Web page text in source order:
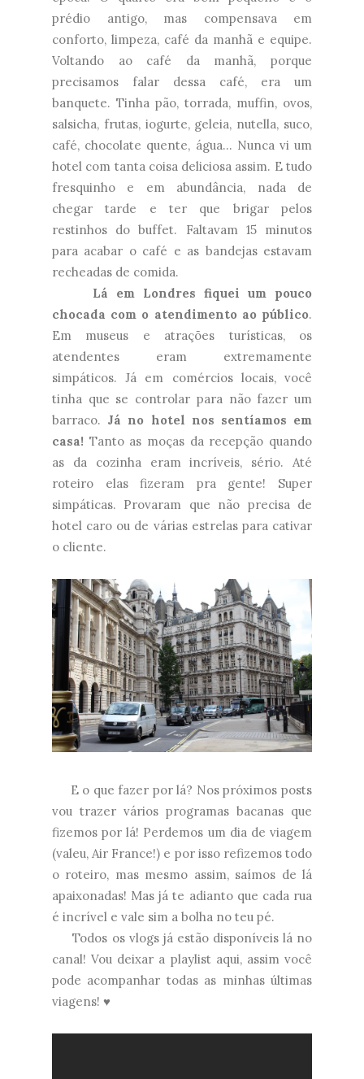
prédio antigo, mas compensava em
conforto, limpeza, café da manhã e equipe.
Voltando ao café da manhã, porque
precisamos falar dessa café, era um
banquete. Tinha pão, torrada, muffin, ovos,
salsicha, frutas, iogurte, geleia, nutella, suco,
café, chocolate quente, água... Nunca vi um
hotel com tanta coisa deliciosa assim. E tudo
fresquinho e em abundância, nada de
chegar tarde e ter que brigar pelos
restinhos do buffet. Faltavam 15 minutos
para acabar o café e as bandejas estavam
recheadas de comida.
Lá em Londres fiquei um pouco
chocada com o atendimento ao público.
Em museus e atrações turísticas, os
atendentes eram extremamente
simpáticos. Já em comércios locais, você
tinha que se controlar para não fazer um
barraco. Já no hotel nos sentíamos em
casa! Tanto as moças da recepção quando
as da cozinha eram incríveis, sério. Até
roteiro elas fizeram pra gente! Super
simpáticas. Provaram que não precisa de
hotel caro ou de várias estrelas para cativar
o cliente.
E o que fazer por lá? Nos próximos posts
vou trazer vários programas bacanas que
fizemos por lá! Perdemos um dia de viagem
(valeu, Air France!) e por isso refizemos todo
o roteiro, mas mesmo assim, saímos de lá
apaixonadas! Mas já te adianto que cada rua
é incrível e vale sim a bolha no teu pé.
Todos os vlogs já estão disponíveis lá no
canal! Vou deixar a playlist aqui, assim você
pode acompanhar todas as minhas últimas
viagens! ♥